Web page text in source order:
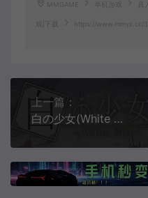
MMGAME 真
https://www.mmyx.cc/
上一篇：
白の少女(White Girl)繁中|PC|SLG|日系卡牌策略游戏